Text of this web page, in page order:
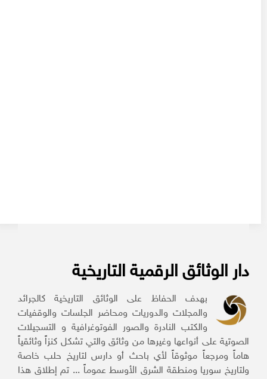
دار الوثائق الرقمية التاريخية
بهدف الحفاظ على الوثائق التاريخية كالجرائد
والمجلات والدوريات ومحاضر الجلسات والوقفيات
والكتب النادرة والصور الفوتوغرافية و التسجيلات
الصوتية على أنواعها وغيرها من وثائق والتي تشكل كنزاً وثائقياً
هاماً ومرجعاً موثوقاً لأي باحث أو دارس لتاريخ حلب خاصة
ولتاريخ سوريا ومنطقة الشرق الأوسط عموماً ... تم إطلاق هذا